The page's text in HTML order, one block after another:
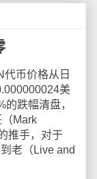
币价格从日
美
跌幅清盘，
Mark
推手，对于
老（Live and